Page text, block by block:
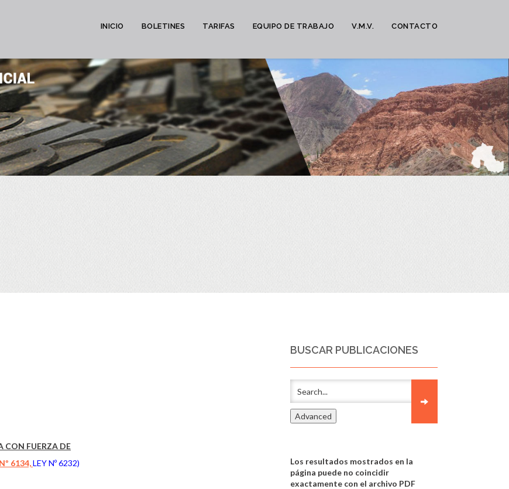
INICIO BOLETINES TARIFAS EQUIPO DE TRABAJO V.M.V. CONTACTO
CON FUERZA DE
6134,LEY Nº 6232)
BUSCAR PUBLICACIONES
Los resultados mostrados en la
página puede no coincidir
exactamente con el archivo PDF